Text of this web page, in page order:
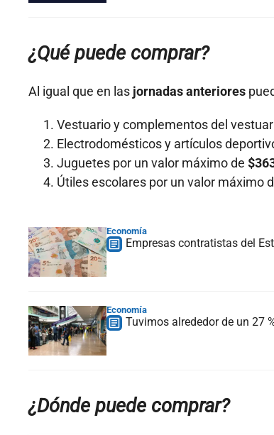
¿Qué puede comprar?
Al igual que en las jornadas anteriores
Vestuario y complementos del
Electrodomésticos y artículos
Juguetes por un valor máximo de
Útiles escolares por un valor máximo
Economía
Empresas contratistas del
Economía
Tuvimos alrededor de un 27
¿Dónde puede comprar?